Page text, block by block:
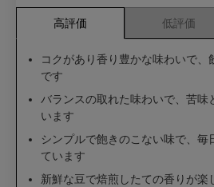
高評価 低評価
コクがあり香り豊かな味わいで、
です
バランスの取れた味わいで、苦味
います
シンプルで飽きのこない味で、毎
ています
新鮮な豆で焙煎したての香りが楽